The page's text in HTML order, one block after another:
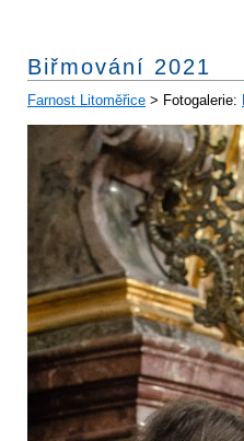
Biřmování 2021
Farnost Litoměřice > Fotogalerie: